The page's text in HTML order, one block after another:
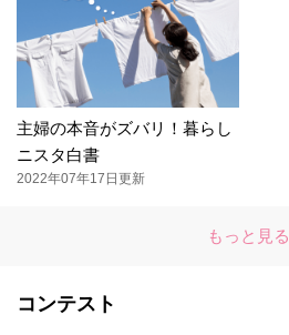
主婦の本音がズバリ！暮らし
ニスタ白書
2022年07年17日更新
もっと見る
コンテスト